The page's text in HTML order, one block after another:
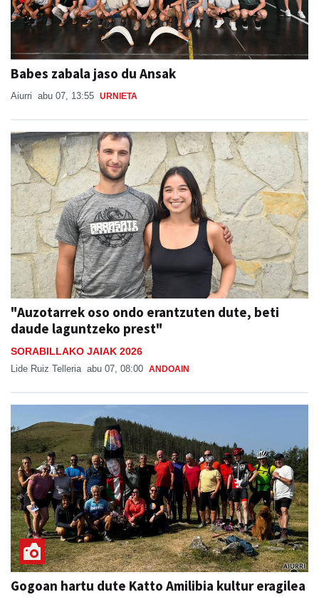
Babes zabala jaso du Ansak
Aiurri abu 07, 13:55 URNIETA
"Auzotarrek oso ondo erantzuten dute, beti
daude laguntzeko prest"
SORABILLAKO JAIAK 2026
Lide Ruiz Telleria abu 07, 08:00 ANDOAIN
Gogoan hartu dute Katto Amilibia kultur eragilea